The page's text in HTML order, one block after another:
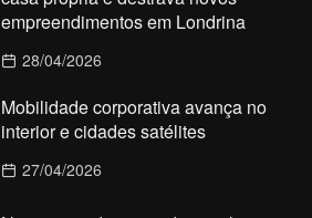
empreendimentos em Londrina
28/04/2026
Mobilidade corporativa avança no
interior e cidades satélites
27/04/2026